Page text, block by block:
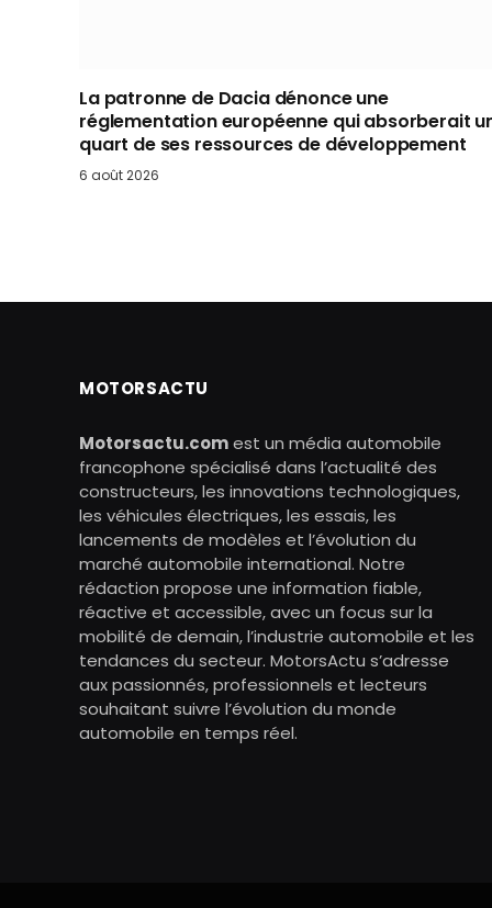
La patronne de Dacia dénonce une
réglementation européenne qui absorberait
quart de ses ressources de développement
6 août 2026
MOTORSACTU
Motorsactu.comest un média automobile
francophone spécialisé dans l’actualité des
constructeurs, les innovations technologiques,
les véhicules électriques, les essais, les
lancements de modèles et l’évolution du
marché automobile international. Notre
rédaction propose une information fiable,
réactive et accessible, avec un focus sur la
mobilité de demain, l’industrie automobile et les
tendances du secteur. MotorsActu s’adresse
aux passionnés, professionnels et lecteurs
souhaitant suivre l’évolution du monde
automobile en temps réel.